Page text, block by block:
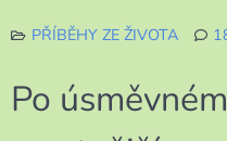
PŘÍBĚHY ZE ŽIVOTA
Po